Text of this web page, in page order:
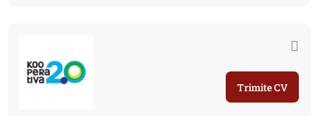
Trimite CV